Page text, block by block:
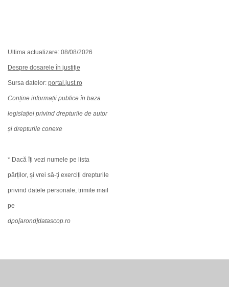
Ultima actualizare: 08/08/2026
Despre dosarele în justiție
Sursa datelor: portal.just.ro
Conține informații publice în baza
legislației privind drepturile de autor
și drepturile conexe
* Dacă îți vezi numele pe lista
părților, și vrei să-ți exerciți drepturile
privind datele personale, trimite mail
pe
dpo[arond]datascop.ro